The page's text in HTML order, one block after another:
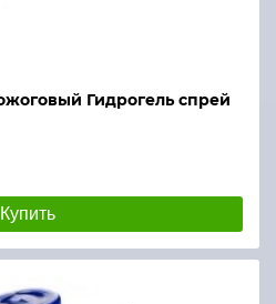
Гидрогель спрей
Купить